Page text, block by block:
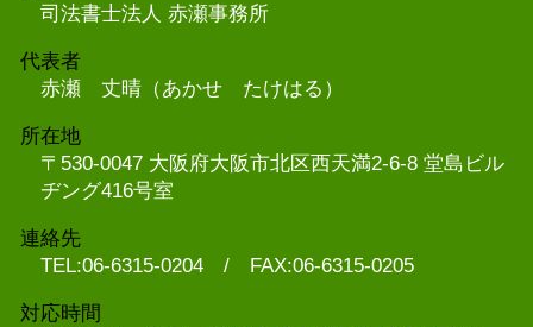
司法書士法人 赤瀬事務所
代表者
赤瀬 丈晴（あかせ たけはる）
所在地
〒530-0047 大阪府大阪市北区西天満2-6-8 堂島ビル
ヂング416号室
連絡先
TEL:06-6315-0204 / FAX:06-6315-0205
対応時間